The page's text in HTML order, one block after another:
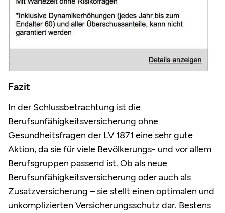
Fazit
In der Schlussbetrachtung ist die
Berufsunfähigkeitsversicherung ohne
Gesundheitsfragen der LV 1871 eine sehr gute
Aktion, da sie für viele Bevölkerungs- und vor allem
Berufsgruppen passend ist. Ob als neue
Berufsunfähigkeitsversicherung oder auch als
Zusatzversicherung – sie stellt einen optimalen und
unkomplizierten Versicherungsschutz dar. Bestens